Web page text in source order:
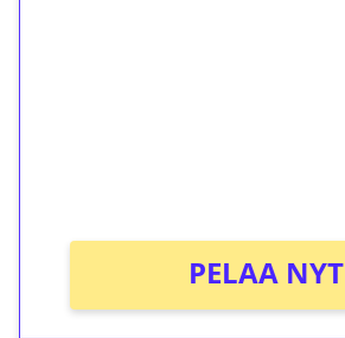
PELAA NYT